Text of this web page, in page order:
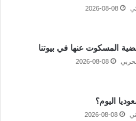
2026-08-08
المسكوت عنها في بيوتنا
2026-08-08
اليوم؟
2026-08-08